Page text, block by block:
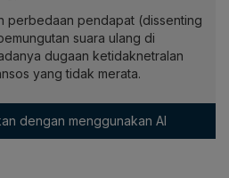
perbedaan pendapat (dissenting
suara ulang di
dugaan ketidaknetralan
yang tidak merata.
dengan menggunakan AI